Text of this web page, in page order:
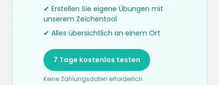
✔ Erstellen Sie eigene Übungen mit
unserem Zeichentool
✔ Alles übersichtlich an einem Ort
7 Tage kostenlos testen
Keine Zahlungsdaten erforderlich